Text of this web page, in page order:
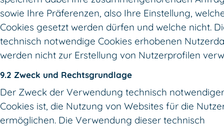
sowie Ihre Präferenzen, also Ihre Einstellung,
Cookies gesetzt werden dürfen und welche nicht.
technisch notwendige Cookies erhobenen
werden nicht zur Erstellung von Nutzerprofilen
9.2 Zweck und Rechtsgrundlage
Der Zweck der Verwendung technisch notwendiger
Cookies ist, die Nutzung von Websites für die
ermöglichen. Die Verwendung dieser technisch